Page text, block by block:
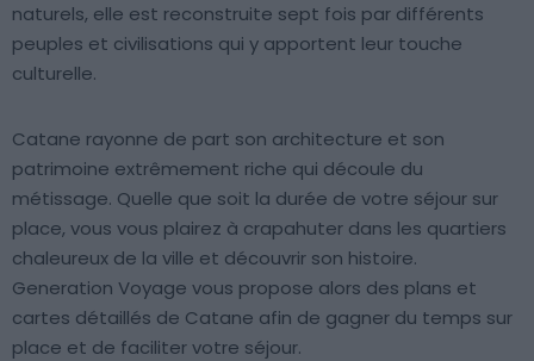
naturels, elle est reconstruite sept fois par différents
peuples et civilisations qui y apportent leur touche
culturelle.
Catane rayonne de part son architecture et son
patrimoine extrêmement riche qui découle du
métissage. Quelle que soit la durée de votre séjour sur
place, vous vous plairez à crapahuter dans les quartiers
chaleureux de la ville et découvrir son histoire.
Generation Voyage vous propose alors des plans et
cartes détaillés de Catane afin de gagner du temps sur
place et de faciliter votre séjour.